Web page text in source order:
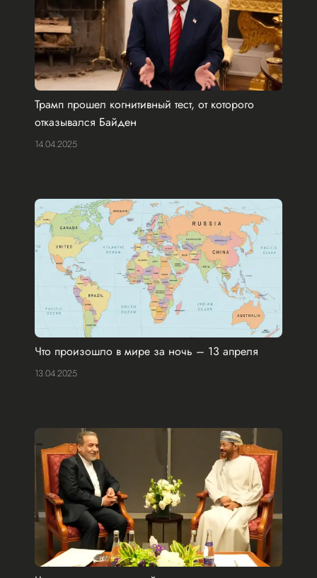
Трамп прошел когнитивный тест, от которого
отказывался Байден
14.04.2025
Что произошло в мире за ночь – 13 апреля
13.04.2025